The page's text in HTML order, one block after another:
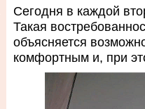
Сегодня в каждой
Такая
объясняется
комфортным и, при